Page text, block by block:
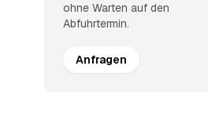
ohne Warten auf den
Abfuhrtermin.
Anfragen